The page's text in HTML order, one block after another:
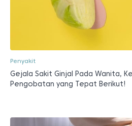
Penyakit
Gejala Sakit Ginjal Pada Wanita,
Pengobatan yang Tepat Berikut!